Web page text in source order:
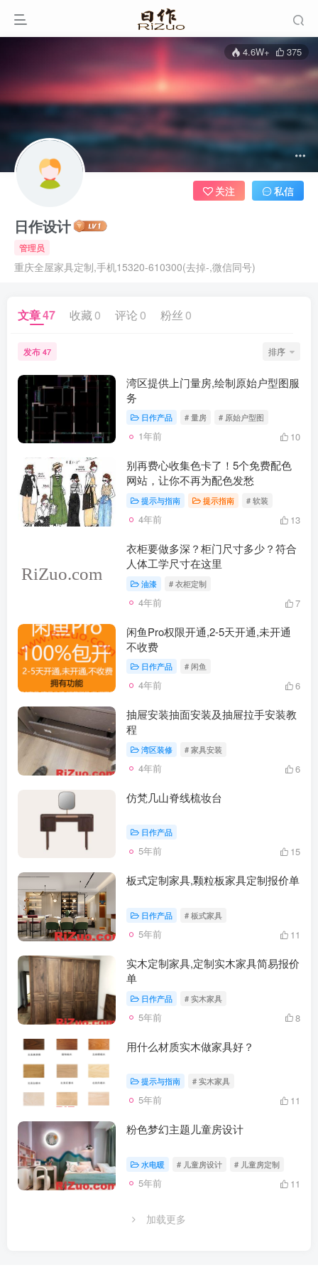
4.6W+ 375
日作设计
管理员
重庆全屋家具定制,手机15320-610300(去掉-,微信同号)
关注 私信
文章47 收藏 0 评论 0 粉丝 0
发布 47 排序
湾区提供上门量房,绘制原始户型图服
务
日作产品 # 量房 # 原始户型图
1年前 10
别再费心收集色卡了！5个免费配色
网站，让你不再为配色发愁
提示与指南 提示指南 # 软装
4年前 13
衣柜要做多深？柜门尺寸多少？符合
人体工学尺寸在这里
油漆 # 衣柜定制
4年前 7
闲鱼Pro权限开通,2-5天开通,未开通
不收费
日作产品 # 闲鱼
4年前 6
抽屉安装抽面安装及抽屉拉手安装教
程
湾区装修 # 家具安装
4年前 6
仿梵几山脊线梳妆台
日作产品
5年前 15
板式定制家具,颗粒板家具定制报价单
日作产品 # 板式家具
5年前 11
实木定制家具,定制实木家具简易报价
单
日作产品 # 实木家具
5年前 8
用什么材质实木做家具好？
提示与指南 # 实木家具
5年前 11
粉色梦幻主题儿童房设计
水电暖 # 儿童房设计 # 儿童房定制
5年前 11
加载更多